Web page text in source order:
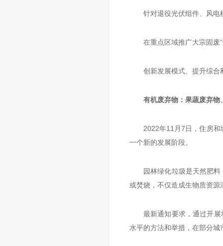
针对退役光伏组件、风
在重点区域推广大宗固废
创新发展模式、提升综
有机废弃物：果蔬废弃
2022年11月7日，住房
一个新的发展阶段。
园林绿化垃圾是天然肥
或焚烧，不仅造成生物质资
最新通知要求，通过开
水平的方法和举措，在部分